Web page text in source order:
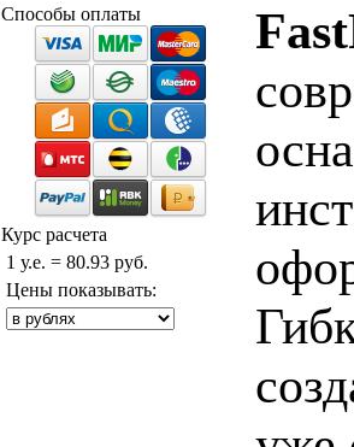
Способы оплаты
Курс расчета
1 у.е. = 80.93 руб.
Цены показывать: